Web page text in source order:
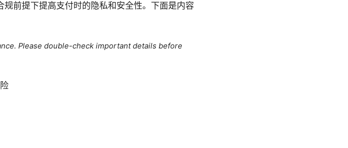
前提下提高支付时的隐私和安全性。下面是内容
Please double-check important details before